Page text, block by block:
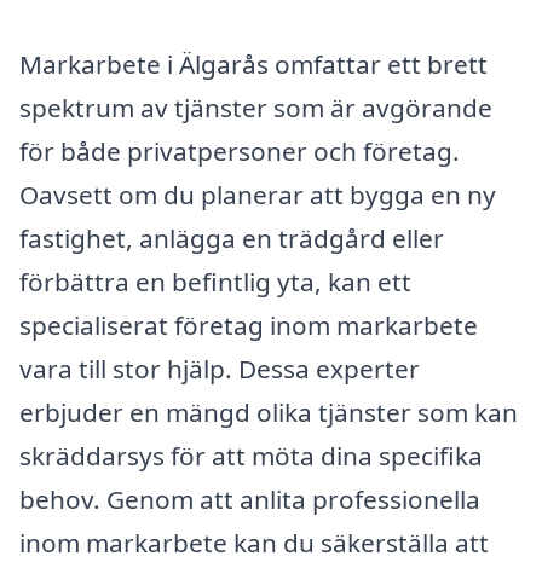
Markarbete i Älgarås omfattar ett brett
spektrum av tjänster som är avgörande
för både privatpersoner och företag.
Oavsett om du planerar att bygga en ny
fastighet, anlägga en trädgård eller
förbättra en befintlig yta, kan ett
specialiserat företag inom markarbete
vara till stor hjälp. Dessa experter
erbjuder en mängd olika tjänster som kan
skräddarsys för att möta dina specifika
behov. Genom att anlita professionella
inom markarbete kan du säkerställa att